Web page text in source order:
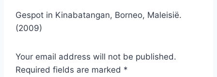
Gespot in Kinabatangan, Borneo, Maleisië.
(2009)
Your email address will not be published.
Required fields are marked *